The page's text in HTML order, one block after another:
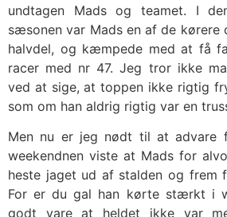
undtagen Mads og teamet. I
sæsonen var Mads en af de kørere
halvdel, og kæmpede med at få
racer med nr 47. Jeg tror ikke
ved at sige, at toppen ikke rigtig
som om han aldrig rigtig var en
Men nu er jeg nødt til at advare
weekendnen viste at Mads for
heste jaget ud af stalden og frem
For er du gal han kørte stærkt i
godt vare at heldet ikke var